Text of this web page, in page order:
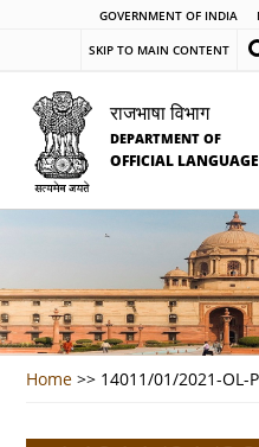
GOVERNMENT OF INDIA
SKIP TO MAIN CONTENT
राजभाषा विभाग
DEPARTMENT OF
OFFICIAL LANGUAGE
Home >> 14011/01/2021-OL-